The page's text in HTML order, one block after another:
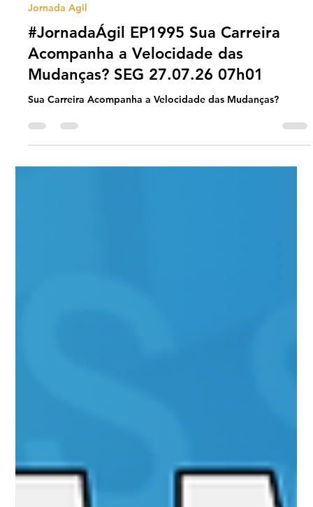
Jul 26
Jornada Agil
#JornadaÁgil EP1995 Sua Carreira
Acompanha a Velocidade das
Mudanças? SEG 27.07.26 07h01
Sua Carreira Acompanha a Velocidade das Mudanças?